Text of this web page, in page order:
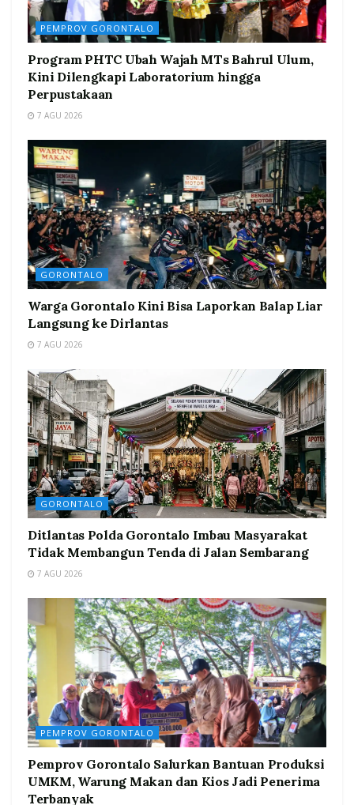
PEMPROV GORONTALO
Program PHTC Ubah Wajah MTs Bahrul Ulum,
Kini Dilengkapi Laboratorium hingga
Perpustakaan
7 AGU 2026
GORONTALO
Warga Gorontalo Kini Bisa Laporkan Balap Liar
Langsung ke Dirlantas
7 AGU 2026
GORONTALO
Ditlantas Polda Gorontalo Imbau Masyarakat
Tidak Membangun Tenda di Jalan Sembarang
7 AGU 2026
PEMPROV GORONTALO
Pemprov Gorontalo Salurkan Bantuan Produksi
UMKM, Warung Makan dan Kios Jadi Penerima
Terbanyak